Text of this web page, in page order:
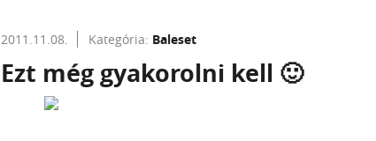
2011.11.08. Kategória: Baleset
Ezt még gyakorolni kell 🙂